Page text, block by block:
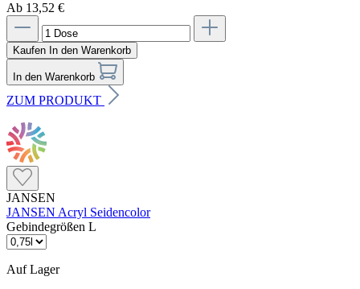
Ab 13,52 €
Kaufen In den Warenkorb
In den Warenkorb
ZUM PRODUKT
JANSEN
JANSEN Acryl Seidencolor
Gebindegrößen L
Auf Lager